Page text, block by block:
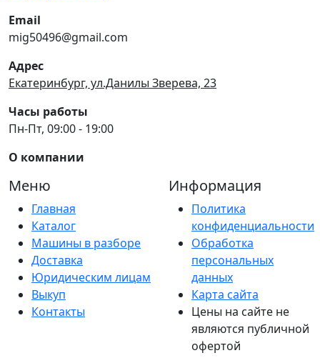
Email
mig50496@gmail.com
Адрес
Екатеринбург, ул.Данилы Зверева, 23
Часы работы
Пн-Пт, 09:00 - 19:00
О компании
Меню
Главная
Каталог
Машины в разборе
Доставка
Юридическим лицам
Выкуп
Контакты
Информация
Политика
конфиденциальности
Обработка
персональных
данных
Карта сайта
Цены на сайте не
являются публичной
офертой